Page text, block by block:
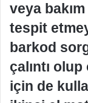
veya
tespit
barkod
çalıntı
için de